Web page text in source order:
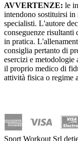
AVVERTENZE: le
intendono sostituirsi in
specialisti. L'autore
conseguenze risultanti
in pratica.
consiglia pertanto di
esercizi e
il proprio medico di
attività fisica o regime
Sport Workout Srl